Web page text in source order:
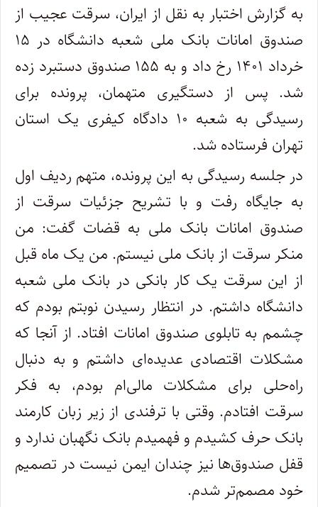
به گزارش اختبار به نقل از ایران، سرقت عجیب از
صندوق امانات بانک ملی شعبه دانشگاه در ۱۵
خرداد ۱۴۰۱ رخ داد و به ۱۵۵ صندوق دستبرد زده
شد. پس از دستگیری متهمان، پرونده برای
رسیدگی به شعبه ۱۰ دادگاه کیفری یک استان
تهران فرستاده شد.
در جلسه رسیدگی به این پرونده، متهم ردیف اول
به جایگاه رفت و با تشریح جزئیات سرقت از
صندوق امانات بانک ملی به قضات گفت: من
منکر سرقت از بانک ملی نیستم. من یک ماه قبل
از این سرقت یک کار بانکی در بانک ملی شعبه
دانشگاه داشتم. در انتظار رسیدن نوبتم بودم که
چشمم به تابلوی صندوق امانات افتاد. از آنجا که
مشکلات اقتصادی عدیده‌ای داشتم و به دنبال
راه‌حلی برای مشکلات مالی‌ام بودم، به فکر
سرقت افتادم. وقتی با ترفندی از زیر زبان کارمند
بانک حرف کشیدم و فهمیدم بانک نگهبان ندارد و
قفل صندوق‌ها نیز چندان ایمن نیست در تصمیم
خود مصمم‌تر شدم.